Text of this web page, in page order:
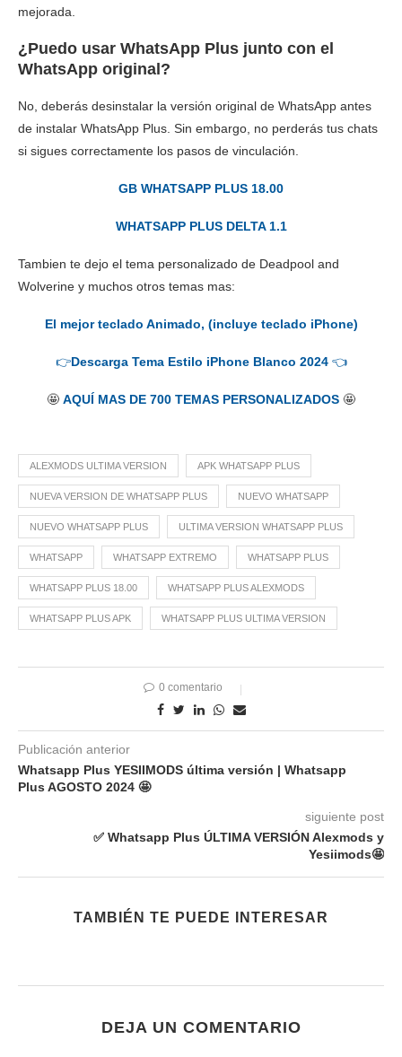
mejorada.
¿Puedo usar WhatsApp Plus junto con el
WhatsApp original?
No, deberás desinstalar la versión original de WhatsApp antes
de instalar WhatsApp Plus. Sin embargo, no perderás tus chats
si sigues correctamente los pasos de vinculación.
GB WHATSAPP PLUS 18.00
WHATSAPP PLUS DELTA 1.1
Tambien te dejo el tema personalizado de Deadpool and
Wolverine y muchos otros temas mas:
El mejor teclado Animado, (incluye teclado iPhone)
👉Descarga Tema Estilo iPhone Blanco 2024👈
🤩 AQUÍ MAS DE 700 TEMAS PERSONALIZADOS 🤩
ALEXMODS ULTIMA VERSION APK WHATSAPP PLUS
NUEVA VERSION DE WHATSAPP PLUS NUEVO WHATSAPP
NUEVO WHATSAPP PLUS ULTIMA VERSION WHATSAPP PLUS
WHATSAPP WHATSAPP EXTREMO WHATSAPP PLUS
WHATSAPP PLUS 18.00 WHATSAPP PLUS ALEXMODS
WHATSAPP PLUS APK WHATSAPP PLUS ULTIMA VERSION
0 comentario
Publicación anterior
Whatsapp Plus YESIIMODS última versión | Whatsapp
Plus AGOSTO 2024 🤩
siguiente post
✅ Whatsapp Plus ÚLTIMA VERSIÓN Alexmods y
Yesiimods🤩
TAMBIÉN TE PUEDE INTERESAR
DEJA UN COMENTARIO